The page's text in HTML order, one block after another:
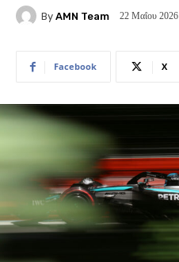
By AMN Team 22 Μαΐου 2026
Facebook X